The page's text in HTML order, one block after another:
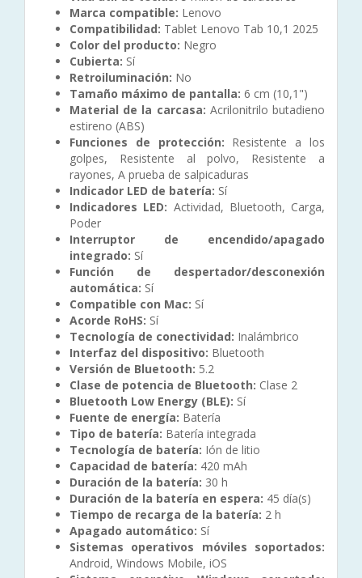
Marca compatible: Lenovo
Compatibilidad: Tablet Lenovo Tab 10,1 2025
Color del producto: Negro
Cubierta: Sí
Retroiluminación: No
Tamaño máximo de pantalla: 6 cm (10,1")
Material de la carcasa: Acrilonitrilo butadieno
estireno (ABS)
Funciones de protección: Resistente a los
golpes, Resistente al polvo, Resistente a
rayones, A prueba de salpicaduras
Indicador LED de batería: Sí
Indicadores LED: Actividad, Bluetooth, Carga,
Poder
Interruptor de encendido/apagado
integrado: Sí
Función de despertador/desconexión
automática: Sí
Compatible con Mac: Sí
Acorde RoHS: Sí
Tecnología de conectividad: Inalámbrico
Interfaz del dispositivo: Bluetooth
Versión de Bluetooth: 5.2
Clase de potencia de Bluetooth: Clase 2
Bluetooth Low Energy (BLE): Sí
Fuente de energía: Batería
Tipo de batería: Batería integrada
Tecnología de batería: Ión de litio
Capacidad de batería: 420 mAh
Duración de la batería: 30 h
Duración de la batería en espera: 45 día(s)
Tiempo de recarga de la batería: 2 h
Apagado automático: Sí
Sistemas operativos móviles soportados:
Android, Windows Mobile, iOS